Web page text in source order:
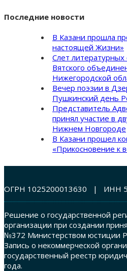
Последние новости
В Казани прошла
настоящей Жизни»
Слет литературных
Вятского
Нижегородской
Вечер поэзии в
Пушкинский день
Представитель
принял участие в
Нижнем Новгороде
В Казани прошел
«Прикосновение к
ОГРН 1025200013630 | ИНН
Решение о государственной
организации при создании
№372 Министерством юстиции
Запись о некоммерческой
государственный реестр
года.